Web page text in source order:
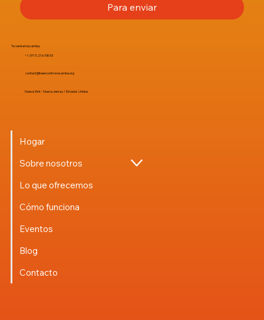
Para enviar
Hogar
Sobre nosotros
Lo que ofrecemos
Cómo funciona
Eventos
Blog
Contacto
Te veré en la samba.
+1 (917) 216-5853
contact@teencontronosamba.org
Nueva York - Nueva Jersey / Estados Unidos